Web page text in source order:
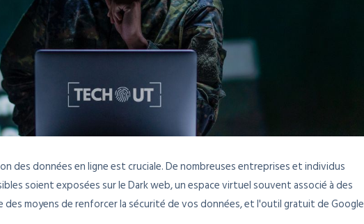
des données en ligne est cruciale. De nombreuses entreprises et individus
soient exposées sur le Dark web, un espace virtuel souvent associé à des
des moyens de renforcer la sécurité de vos données, et l'outil gratuit de Google